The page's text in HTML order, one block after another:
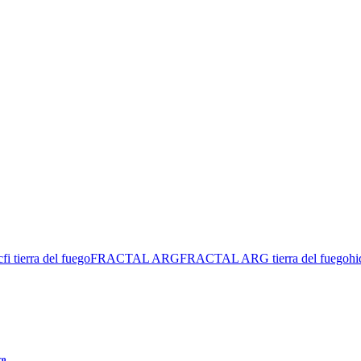
tierra del fuegoFRACTAL ARGFRACTAL ARG tierra del fuego